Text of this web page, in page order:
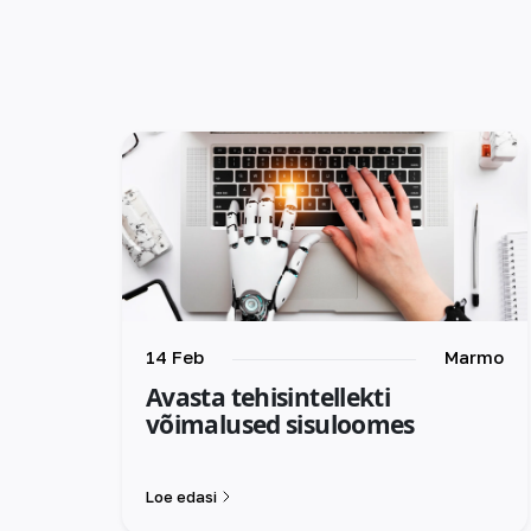
14 Feb Marmo
Avasta tehisintellekti
võimalused sisuloomes
Loe edasi